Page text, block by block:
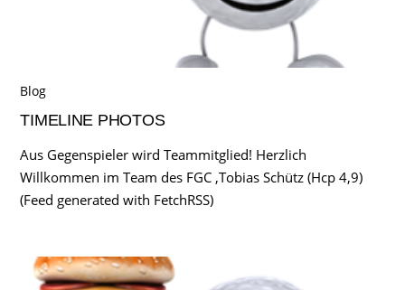
Blog
TIMELINE PHOTOS
Aus Gegenspieler wird Teammitglied! Herzlich
Willkommen im Team des FGC ,Tobias Schütz (Hcp 4,9)
(Feed generated with FetchRSS)